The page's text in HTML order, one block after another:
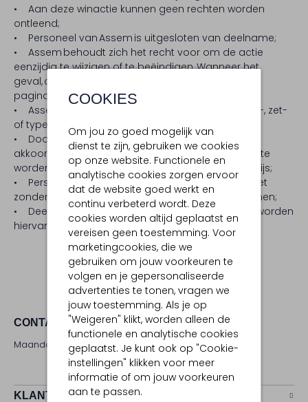
COOKIES
Om jou zo goed mogelijk van
dienst te zijn, gebruiken we cookies
op onze website. Functionele en
analytische cookies zorgen ervoor
dat de website goed werkt en
continu verbeterd wordt. Deze
cookies worden altijd geplaatst en
vereisen geen toestemming. Voor
marketingcookies, die we
gebruiken om jouw voorkeuren te
volgen en je gepersonaliseerde
advertenties te tonen, vragen we
jouw toestemming. Als je op
"Weigeren" klikt, worden alleen de
functionele en analytische cookies
geplaatst. Je kunt ook op "Cookie-
instellingen" klikken voor meer
informatie of om jouw voorkeuren
aan te passen.
• Aan deze winactie kunnen geen rechten worden
ontleend;
• Personeel van Assem is uitgesloten van deelname;
• Assem behoudt zich het recht voor om de actie
eenzijdig te wijzigen of te beëindigen. Wanneer het
geval, dan zal dit gecommuniceerd worden op de
pagina met actievoorwaarden;
• Assem is niet aansprakelijk voor eventuele druk-, zet-
of typefouten;
• Door mee te doen aan de actie geef je Assem
akkoord om met je naam en toenaam genoemd te
worden op sociale media bij het winnen van de prijs;
• Persoonsgegevens van deelnemers worden niet
zonder overleg vrijgegeven en verstrekt aan externen;
• Deelnemers die geen prijs hebben gewonnen, worden
hiervan niet op de hoogte gesteld.
CONTACT
Maandag - zaterdag 09:00 - 17:00 uur
KLANTENSERVICE